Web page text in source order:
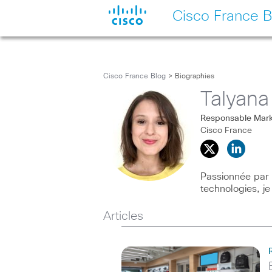
Cisco France
Cisco France Blog > Biographies
Responsable
Cisco France
Passionnée
technologies,
Articles